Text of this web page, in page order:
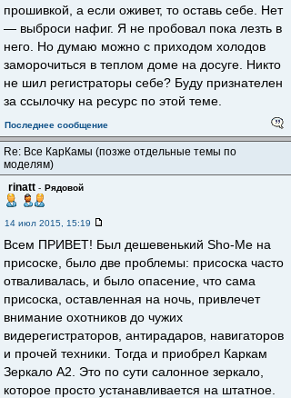
прошивкой, а если оживет, то оставь себе. Нет
— выброси нафиг. Я не пробовал пока лезть в
него. Но думаю можно с приходом холодов
заморочиться в теплом доме на досуге. Никто
не шил регистраторы себе? Буду признателен
за ссылочку на ресурс по этой теме.
Последнее сообщение
Re: Все КарКамы (позже отдельные темы по
моделям)
rinatt - Рядовой
14 июл 2015, 15:19
Всем ПРИВЕТ! Был дешевенький Sho-Me на
присоске, было две проблемы: присоска часто
отваливалась, и было опасение, что сама
присоска, оставленная на ночь, привлечет
внимание охотников до чужих
видерегистраторов, антирадаров, навигаторов
и прочей техники. Тогда и приобрел Каркам
Зеркало А2. Это по сути салонное зеркало,
которое просто устанавливается на штатное.